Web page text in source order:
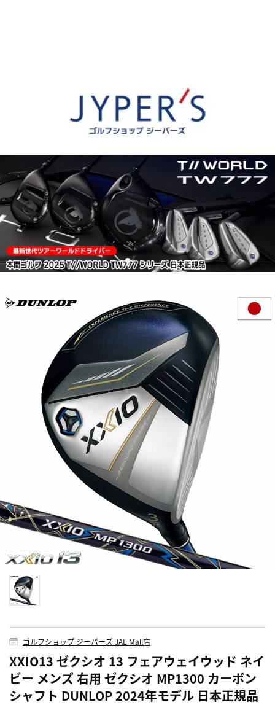
ゴルフショップ ジーパーズ JAL Mall店
XXIO13 ゼクシオ 13 フェアウェイウッド ネイ
ビー メンズ 右用 ゼクシオ MP1300 カーボン
シャフト DUNLOP 2024年モデル 日本正規品